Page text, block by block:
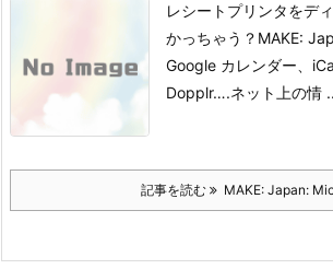
レシートプリンタをデ
かっちゃう？ MAKE:
Google カレンダー、
Dopplr….ネット上の情
記事を読む MAKE: Japan: